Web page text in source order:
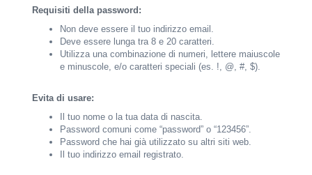
Requisiti della password:
Non deve essere il tuo indirizzo email.
Deve essere lunga tra 8 e 20 caratteri.
Utilizza una combinazione di numeri, lettere maiuscole
e minuscole, e/o caratteri speciali (es. !, @, #, $).
Evita di usare:
Il tuo nome o la tua data di nascita.
Password comuni come “password” o “123456”.
Password che hai già utilizzato su altri siti web.
Il tuo indirizzo email registrato.